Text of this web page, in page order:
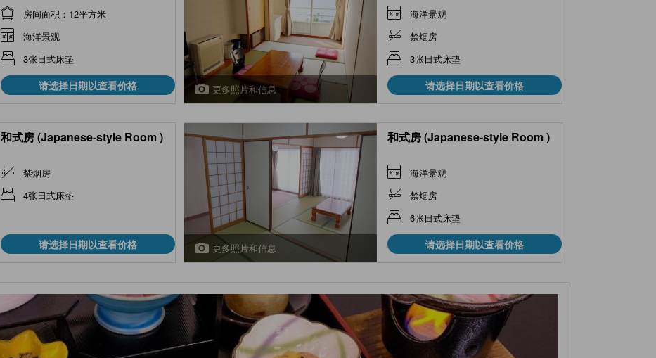
房间面积：12平方米
海洋景观
3张日式床垫
请选择日期以查看价格 更多照片和信息
海洋景观
禁烟房
3张日式床垫
请选择日期以查看价格
和式房 (Japanese-style Room )
禁烟房
4张日式床垫
请选择日期以查看价格 更多照片和信息
和式房 (Japanese-style Room )
海洋景观
禁烟房
6张日式床垫
请选择日期以查看价格